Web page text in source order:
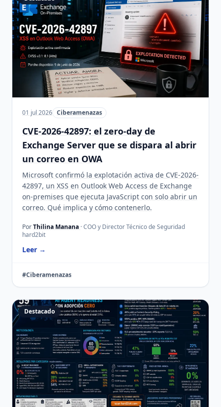
01 jul 2026 Ciberamenazas
CVE-2026-42897: el zero-day de
Exchange Server que se dispara al abrir
un correo en OWA
Microsoft confirmó la explotación activa de CVE-2026-
42897, un XSS en Outlook Web Access de Exchange
on-premises que ejecuta JavaScript con solo abrir un
correo. Qué implica y cómo contenerlo.
PorThilina Manana · COO y Director Técnico de Seguridad
hard2bit
Leer →
#Ciberamenazas
Destacado